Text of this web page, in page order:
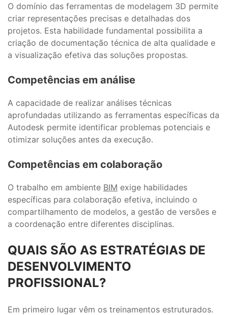
O domínio das ferramentas de modelagem 3D permite
criar representações precisas e detalhadas dos
projetos. Esta habilidade fundamental possibilita a
criação de documentação técnica de alta qualidade e
a visualização efetiva das soluções propostas.
Competências em análise
A capacidade de realizar análises técnicas
aprofundadas utilizando as ferramentas específicas da
Autodesk permite identificar problemas potenciais e
otimizar soluções antes da execução.
Competências em colaboração
O trabalho em ambiente BIM exige habilidades
específicas para colaboração efetiva, incluindo o
compartilhamento de modelos, a gestão de versões e
a coordenação entre diferentes disciplinas.
QUAIS SÃO AS ESTRATÉGIAS DE
DESENVOLVIMENTO
PROFISSIONAL?
Em primeiro lugar vêm os treinamentos estruturados.